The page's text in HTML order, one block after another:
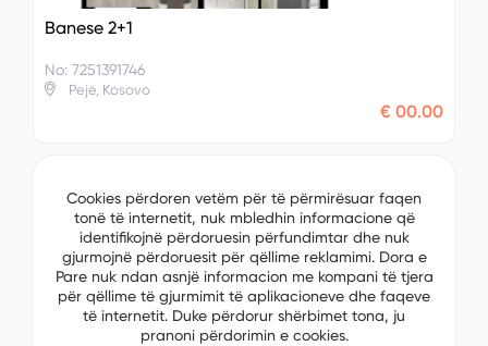
Banese 2+1
No: 7251391746
Pejë, Kosovo
€ 00.00
Cookies përdoren vetëm për të përmirësuar faqen
tonë të internetit, nuk mbledhin informacione që
identifikojnë përdoruesin përfundimtar dhe nuk
gjurmojnë përdoruesit për qëllime reklamimi. Dora e
Pare nuk ndan asnjë informacion me kompani të tjera
për qëllime të gjurmimit të aplikacioneve dhe faqeve
të internetit. Duke përdorur shërbimet tona, ju
pranoni përdorimin e cookies.